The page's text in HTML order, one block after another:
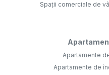
Spații comerciale de
Apartamente
Apartamente de